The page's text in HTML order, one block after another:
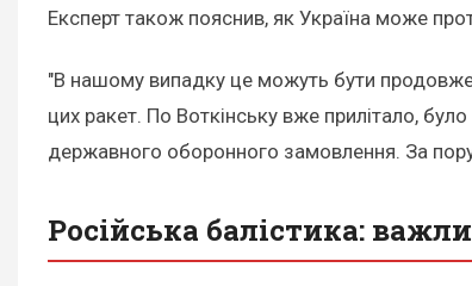
Експерт також пояснив, як Україна може
"В нашому випадку це можуть бути
цих ракет. По Воткінську вже прилітало,
державного оборонного замовлення. За
Російська балістика: